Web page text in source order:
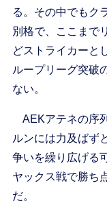
る。その中でもク
別格で、ここまで
どストライカーと
ループリーグ突破
ない。
AEKアテネの序
ルンには力及ばず
争いを繰り広げる
ヤックス戦で勝ち
だ。